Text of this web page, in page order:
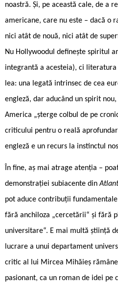
noastră. Și, pe această cale, de a
americane, care nu este – dacă o
nici atât de nouă, nici atât de
Nu Hollywoodul definește spiritul
integrantă a acesteia), ci literatura
lea: una legată intrinsec de cea
engleză, dar aducând un spirit
America „șterge colbul de pe
criticului pentru o reală
engleză e un recurs la instinctul
În fine, aș mai atrage atenția –
demonstrației subiacente din
pot aduce contribuții
fără anchiloza „cercetării“ și fără
universitare“. E mai multă știință
lucrare a unui departament
critic al lui Mircea Mihăieș
pasionant, ca un roman de idei pe